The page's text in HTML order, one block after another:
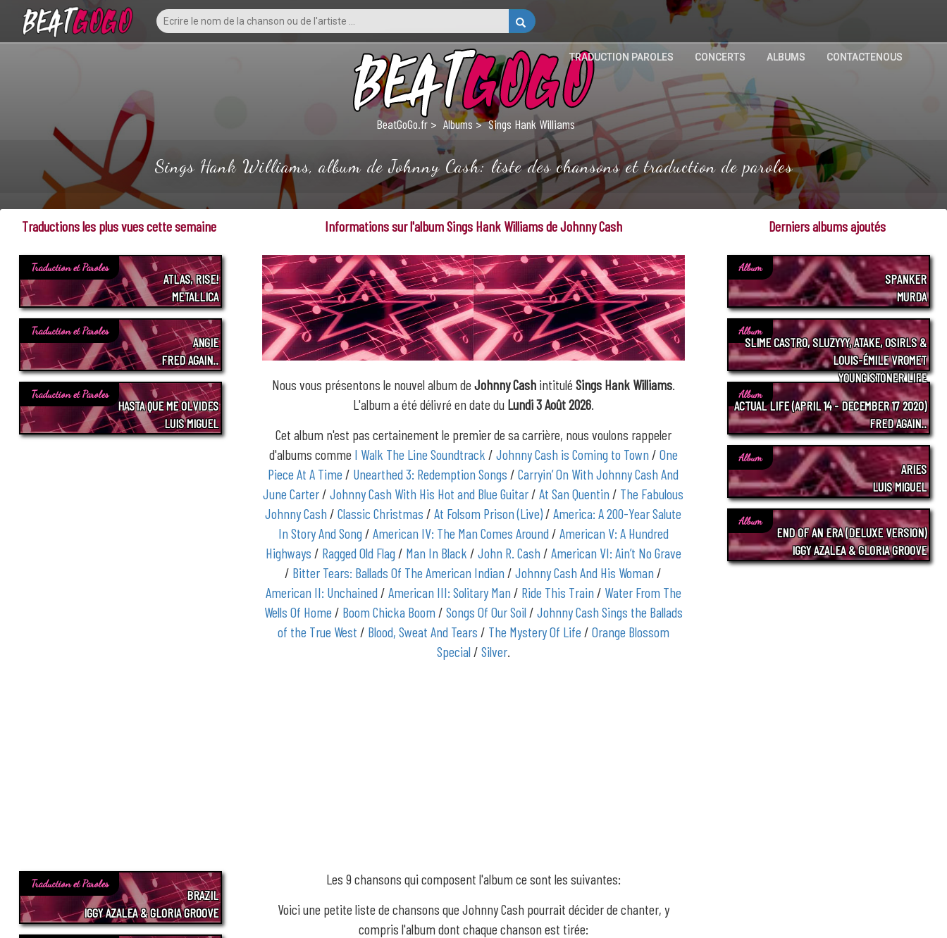
TRADUCTION PAROLES CONCERTS ALBUMS CONTACTENOUS
BeatGoGo.fr Albums Sings Hank Williams
Sings Hank Williams, album de Johnny Cash: liste des chansons et traduction de paroles
Informations sur l'album Sings Hank Williams de Johnny Cash
Nous vous présentons le nouvel album de Johnny Cashintitulé Sings Hank Williams.
L'album a été délivré en date du Lundi 3 Août 2026.
Cet album n'est pas certainement le premier de sa carrière, nous voulons rappeler
d'albums comme I Walk The Line Soundtrack / Johnny Cash is Coming to Town / One
Piece At A Time / Unearthed 3: Redemption Songs /Carryin’ On With Johnny Cash And
June Carter/Johnny Cash With His Hot and Blue Guitar/At San Quentin / The Fabulous
Johnny Cash /Classic Christmas /At Folsom Prison (Live)/America: A 200-Year Salute
In Story And Song / American IV: The Man Comes Around / American V: A Hundred
Highways / Ragged Old Flag / Man In Black / John R. Cash / American VI: Ain’t No Grave
/ Bitter Tears: Ballads Of The American Indian /Johnny Cash And His Woman /
American II: Unchained / American III: Solitary Man / Ride This Train / Water From The
Wells Of Home / Boom Chicka Boom / Songs Of Our Soil/ Johnny Cash Sings the Ballads
of the True West / Blood, Sweat And Tears / The Mystery Of Life / Orange Blossom
Special/ Silver.
Les 9 chansons qui composent l'album ce sont les suivantes:
Voici une petite liste de chansons que Johnny Cash pourrait décider de chanter, y
compris l'album dont chaque chanson est tirée:
Traductions les plus vues cette semaine
Traduction et Paroles
ATLAS, RISE!
METALLICA
Traduction et Paroles
ANGIE
FRED AGAIN..
Traduction et Paroles
HASTA QUE ME OLVIDES
LUIS MIGUEL
Traduction et Paroles
BRAZIL
IGGY AZALEA & GLORIA GROOVE
Derniers albums ajoutés
Album
SPANKER
MURDA
Album
SLIME CASTRO, SLUZYYY, ATAKE, OSIRLS &
LOUIS-ÉMILE VROMET
YOUNG STONER LIFE
Album
ACTUAL LIFE (APRIL 14 - DECEMBER 17 2020)
FRED AGAIN..
Album
ARIES
LUIS MIGUEL
Album
END OF AN ERA (DELUXE VERSION)
IGGY AZALEA & GLORIA GROOVE